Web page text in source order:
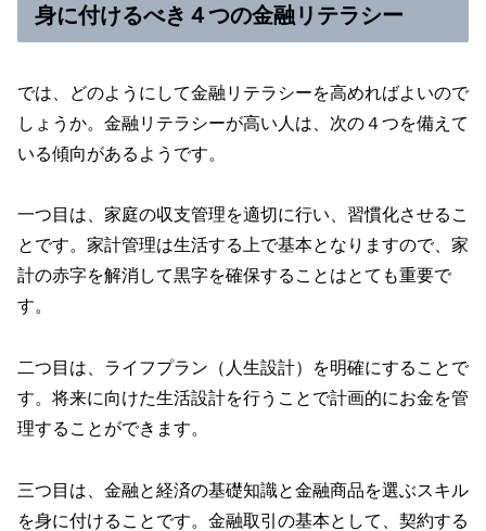
身に付けるべき４つの金融リテラシー
では、どのようにして金融リテラシーを高めればよいので
しょうか。金融リテラシーが高い人は、次の４つを備えて
いる傾向があるようです。
一つ目は、家庭の収支管理を適切に行い、習慣化させるこ
とです。家計管理は生活する上で基本となりますので、家
計の赤字を解消して黒字を確保することはとても重要で
す。
二つ目は、ライフプラン（人生設計）を明確にすることで
す。将来に向けた生活設計を行うことで計画的にお金を管
理することができます。
三つ目は、金融と経済の基礎知識と金融商品を選ぶスキル
を身に付けることです。金融取引の基本として、契約する